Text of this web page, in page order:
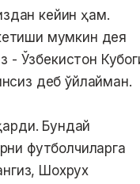
кейин ҳам.
мумкин дея
- Ўзбекистон
деб ўйлайман.
Бундай
футболчиларга
Шохрух